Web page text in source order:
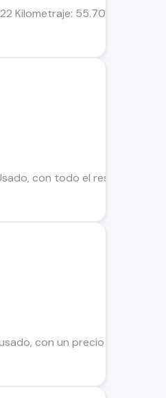
Kilometraje: 55.700 km
Usado, con todo el respaldo
con un precio de